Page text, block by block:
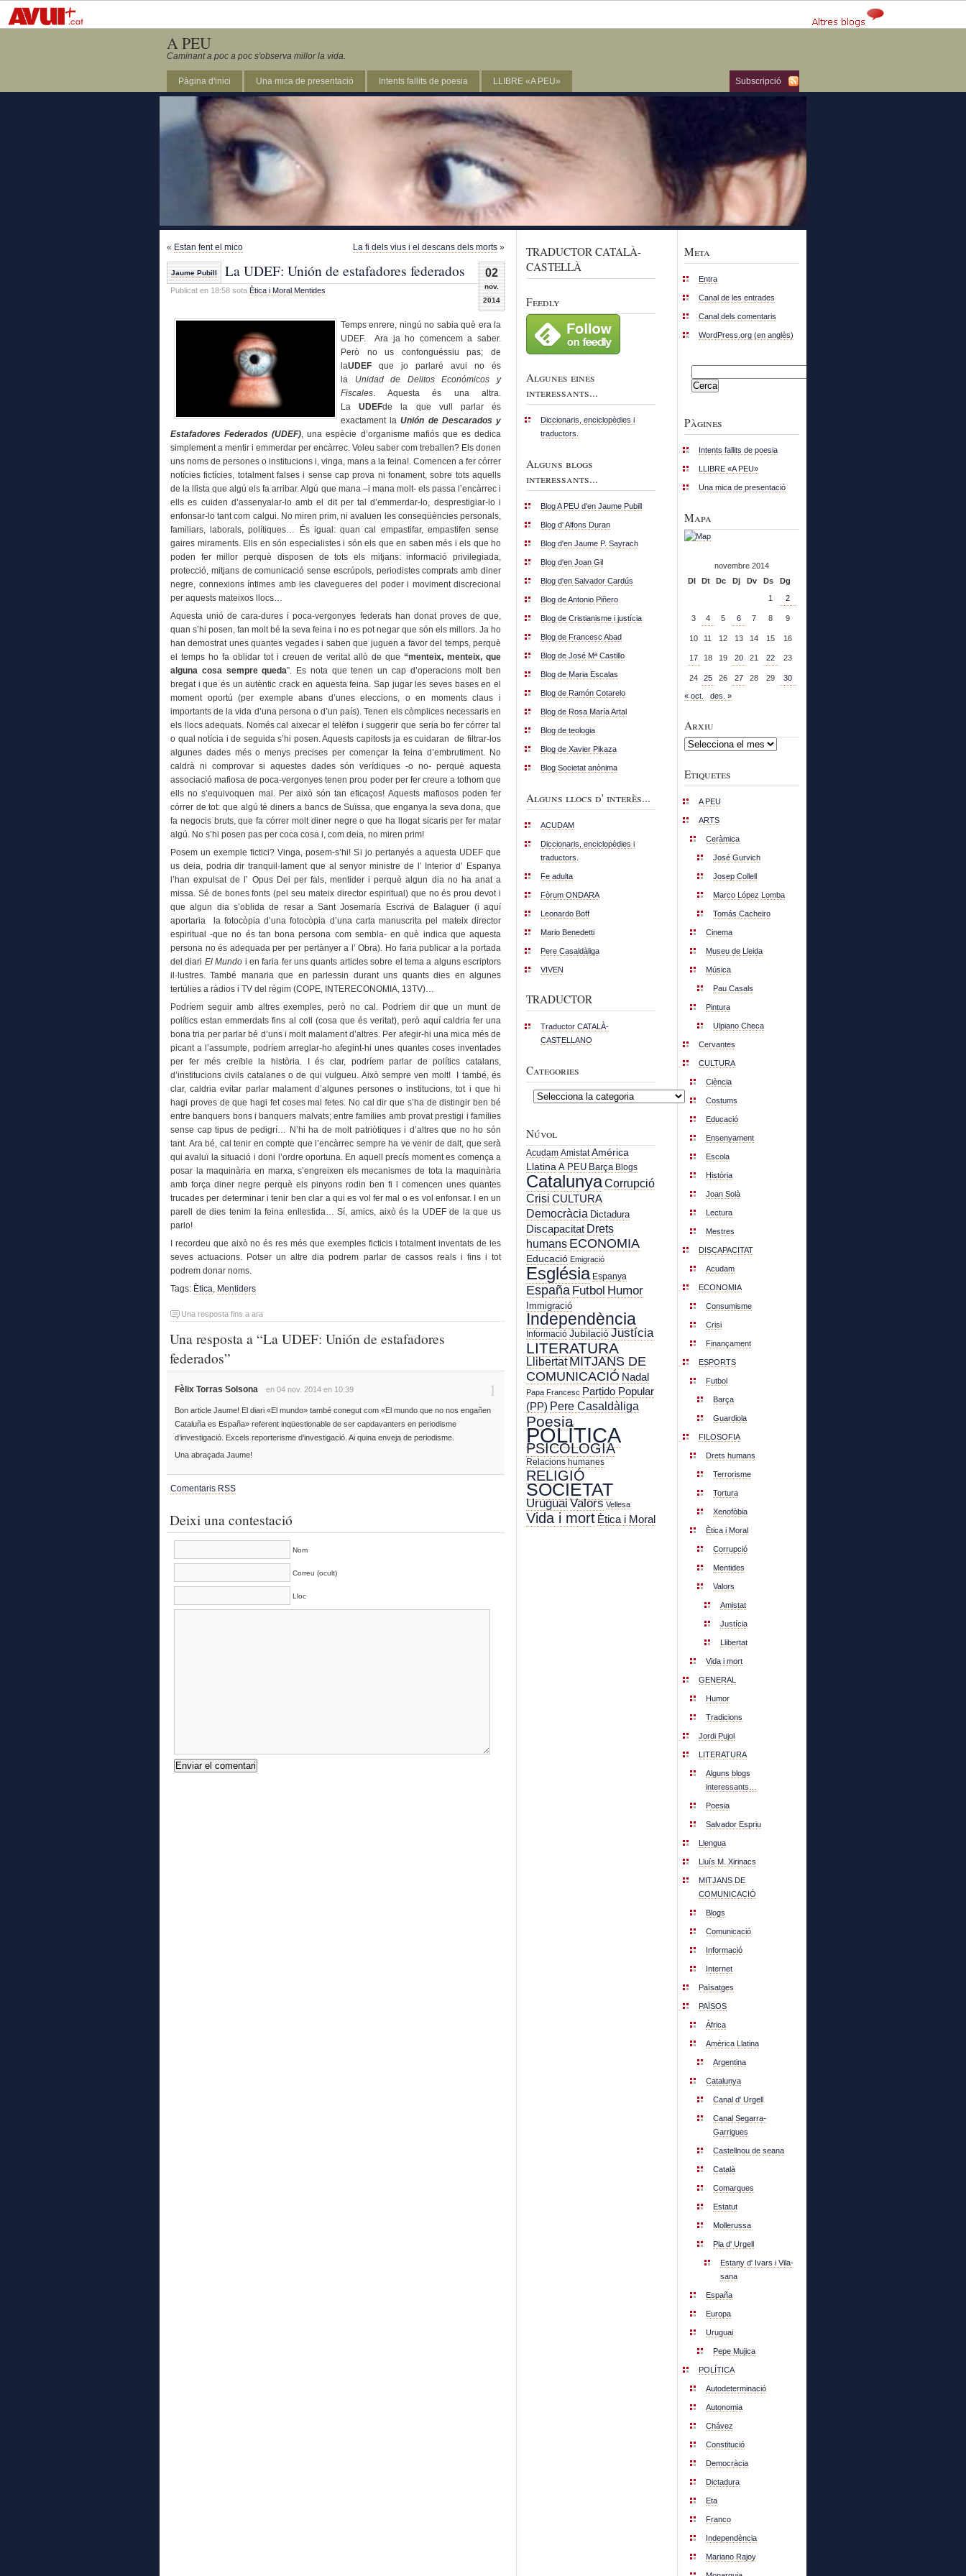
A PEU
Caminant a poc a poc s'observa millor la vida.
Subscripció
Pàgina d'inici Una mica de presentació Intents fallits de poesia LLIBRE «A PEU»
« Estan fent el mico La fi dels vius i el descans dels morts »
02
nov.
2014
Jaume Pubill La UDEF: Unión de estafadores federados
Publicat en 18:58 sota Ètica i Moral Mentides
Temps enrere, ningú no sabia què era la
UDEF. Ara ja ho comencem a saber.
Però no us confonguéssiu pas; de
laUDEF que jo parlaré avui no és
la Unidad de Delitos Económicos y
Fiscales. Aquesta és una altra.
LaUDEFde la que vull parlar és
exactament laUnión de Descarados y
Estafadores Federados (UDEF), una espècie d’organisme mafiós que es dedica
simplement a mentir i emmerdar per encàrrec. Voleu saber com treballen? Els donen
uns noms de persones o institucions i, vinga, mans a la feina!. Comencen a fer córrer
notícies fictícies, totalment falses i sense cap prova ni fonament, sobre tots aquells
de la llista que algú els fa arribar. Algú que mana –i mana molt- els passa l’encàrrec i
ells es cuiden d’assenyalar-lo amb el dit per tal d’emmerdar-lo, desprestigiar-lo i
enfonsar-lo tant com calgui. No miren prim, ni avaluen les conseqüències personals,
familiars, laborals, polítiques… És igual: quan cal empastifar, empastifen sense
gaires miraments. Ells en són especialistes i són els que en saben més i els que ho
poden fer millor perquè disposen de tots els mitjans: informació privilegiada,
protecció, mitjans de comunicació sense escrúpols, periodistes comprats amb diner
negre, connexions íntimes amb les clavegueres del poder i moviment discrecional
per aquests mateixos llocs…
Aquesta unió de cara-dures i poca-vergonyes federats han donat proves de que,
quan s’hi posen, fan molt bé la seva feina i no es pot negar que són els millors. Ja ho
han demostrat unes quantes vegades i saben que juguen a favor del temps, perquè
el temps ho fa oblidar tot i creuen de veritat allò de que “menteix, menteix, que
alguna cosa sempre queda”. Es nota que tenen un cap d’operacions molt ben
bregat i que és un autèntic crack en aquesta feina. Sap jugar les seves bases en el
moment oportú (per exemple abans d’unes eleccions, o en moments claus i
importants de la vida d’una persona o d’un país). Tenen els còmplices necessaris en
els llocs adequats. Només cal aixecar el telèfon i suggerir que seria bo fer córrer tal
o qual notícia i de seguida s’hi posen. Aquests capitosts ja es cuidaran de filtrar-los
algunes dades més o menys precises per començar la feina d’embrutiment. No
caldrà ni comprovar si aquestes dades són verídiques -o no- perquè aquesta
associació mafiosa de poca-vergonyes tenen prou poder per fer creure a tothom que
ells no s’equivoquen mai. Per això són tan eficaços! Aquests mafiosos poden fer
córrer de tot: que algú té diners a bancs de Suïssa, que enganya la seva dona, que
fa negocis bruts, que fa córrer molt diner negre o que ha llogat sicaris per fer matar
algú. No s’hi posen pas per coca cosa i, com deia, no miren prim!
Posem un exemple fictici? Vinga, posem-s’hi! Si jo pertanyés a aquesta UDEF que
us deia, podria dir tranquil·lament que al senyor ministre de l’ Interior d’ Espanya
l’han expulsat de l’ Opus Dei per fals, mentider i perquè algun dia no ha anat a
missa. Sé de bones fonts (pel seu mateix director espiritual) que no és prou devot i
que algun dia s’oblida de resar a Sant Josemaría Escrivá de Balaguer (i aquí
aportaria la fotocòpia d’una fotocòpia d’una carta manuscrita pel mateix director
espiritual -que no és tan bona persona com sembla- en què indica que aquesta
persona no és adequada per per pertànyer a l’ Obra). Ho faria publicar a la portada
del diari El Mundo i en faria fer uns quants articles sobre el tema a alguns escriptors
il·lustres. També manaria que en parlessin durant uns quants dies en algunes
tertúlies a ràdios i TV del règim (COPE, INTERECONOMIA, 13TV)…
Podríem seguir amb altres exemples, però no cal. Podríem dir que un munt de
polítics estan emmerdats fins al coll (cosa que és veritat), però aquí caldria fer una
bona tria per parlar bé d’uns i molt malament d’altres. Per afegir-hi una mica més de
picant a l’assumpte, podríem arreglar-ho afegint-hi unes quantes coses inventades
per fer més creïble la història. I és clar, podríem parlar de polítics catalans,
d’institucions civils catalanes o de qui vulgueu. Això sempre ven molt! I també, és
clar, caldria evitar parlar malament d’algunes persones o institucions, tot i que hi
hagi proves de que hagi fet coses mal fetes. No cal dir que s’ha de distingir ben bé
entre banquers bons i banquers malvats; entre famílies amb provat prestigi i famílies
sense cap tipus de pedigrí… N’hi ha de molt patriòtiques i d’altres que no ho són
tant. Ara bé, cal tenir en compte que l’encàrrec sempre ha ve venir de dalt, que serà
qui avaluï la situació i doni l’ordre oportuna. En aquell precís moment es comença a
posar la maquinària en marxa, s’engreixen els mecanismes de tota la maquinària
amb força diner negre perquè els pinyons rodin ben fi i comencen unes quantes
trucades per determinar i tenir ben clar a qui es vol fer mal o es vol enfonsar. I en un
parell de dies tenim la feina enllestida… Sí, amics, això és la UDEF de la que us
parlo!
I recordeu que això no és res més que exemples ficticis i totalment inventats de les
seves actuacions. Potser un altre dia podrem parlar de cassos reals i fins i tot
podrem donar noms.
Tags: Ètica, Mentiders
Una resposta fins a ara
Una resposta a “La UDEF: Unión de estafadores
federados”
Fèlix Torras Solsona en 04 nov. 2014 en 10:39 1
Bon article Jaume! El diari «El mundo» també conegut com «El mundo que no nos engañen
Cataluña es España» referent inqüestionable de ser capdavanters en periodisme
d’investigació. Excels reporterisme d’investigació. Ai quina enveja de periodisme.
Una abraçada Jaume!
Comentaris RSS
Deixi una contestació
Nom
Correu (ocult)
Lloc
TRADUCTOR CATALÀ-
CASTELLÀ
Feedly
Algunes eines
interessants...
Diccionaris, enciclopèdies i
traductors.
Alguns blogs
interessants...
Blog A PEU d'en Jaume Pubill
Blog d' Alfons Duran
Blog d'en Jaume P. Sayrach
Blog d'en Joan Gil
Blog d'en Salvador Cardús
Blog de Antonio Piñero
Blog de Cristianisme i justícia
Blog de Francesc Abad
Blog de José Mª Castillo
Blog de Maria Escalas
Blog de Ramón Cotarelo
Blog de Rosa María Artal
Blog de teologia
Blog de Xavier Pikaza
Blog Societat anònima
Alguns llocs d' interès...
ACUDAM
Diccionaris, enciclopèdies i
traductors.
Fe adulta
Fòrum ONDARA
Leonardo Boff
Mario Benedetti
Pere Casaldàliga
VIVEN
TRADUCTOR
Traductor CATALÀ-
CASTELLANO
Categories
Categories
Núvol
Acudam Amistat América
Llatina A PEU Barça Blogs
CatalunyaCorrupció
Crisi CULTURA
Democràcia Dictadura
Discapacitat Drets
humans ECONOMIA
Educació Emigració
Església Espanya
España Futbol Humor
Immigració
Independència
Informació JubilacióJustícia
LITERATURA
LlibertatMITJANS DE
COMUNICACIÓ Nadal
Papa Francesc Partido Popular
(PP) Pere Casaldàliga
Poesia
POLÍTICA
PSICOLOGIA
Relacions humanes
RELIGIÓ
SOCIETAT
Uruguai Valors Vellesa
Vida i mort Ètica i Moral
Meta
Entra
Canal de les entrades
Canal dels comentaris
WordPress.org (en anglès)
Pàgines
Intents fallits de poesia
LLIBRE «A PEU»
Una mica de presentació
Mapa
novembre 2014
Dl
Dt Dc Dj Dv Ds
Dg
1
2
3 4 5 6 7 8 9
10 11 12 13 14 15 16
17 18 19 20 21 22 23
24 25 26 27 28 29 30
« oct. des. »
Arxiu
Arxiu
Etiquetes
A PEU
ARTS
Ceràmica
José Gurvich
Josep Collell
Marco López Lomba
Tomás Cacheiro
Cinema
Museu de Lleida
Música
Pau Casals
Pintura
Ulpiano Checa
Cervantes
CULTURA
Ciència
Costums
Educació
Ensenyament
Escola
Història
Joan Solà
Lectura
Mestres
DISCAPACITAT
Acudam
ECONOMIA
Consumisme
Crisi
Finançament
ESPORTS
Futbol
Barça
Guardiola
FILOSOFIA
Drets humans
Terrorisme
Tortura
Xenofòbia
Ètica i Moral
Corrupció
Mentides
Valors
Amistat
Justícia
Llibertat
Vida i mort
GENERAL
Humor
Tradicions
Jordi Pujol
LITERATURA
Alguns blogs
interessants…
Poesia
Salvador Espriu
Llengua
Lluís M. Xirinacs
MITJANS DE
COMUNICACIÓ
Blogs
Comunicació
Informació
Internet
Païsatges
PAÏSOS
Àfrica
Amèrica Llatina
Argentina
Catalunya
Canal d' Urgell
Canal Segarra-
Garrigues
Castellnou de seana
Català
Comarques
Estatut
Mollerussa
Pla d' Urgell
Estany d' Ivars i Vila-
sana
España
Europa
Uruguai
Pepe Mujica
POLÍTICA
Autodeterminació
Autonomia
Chávez
Constitució
Democràcia
Dictadura
Eta
Franco
Independència
Mariano Rajoy